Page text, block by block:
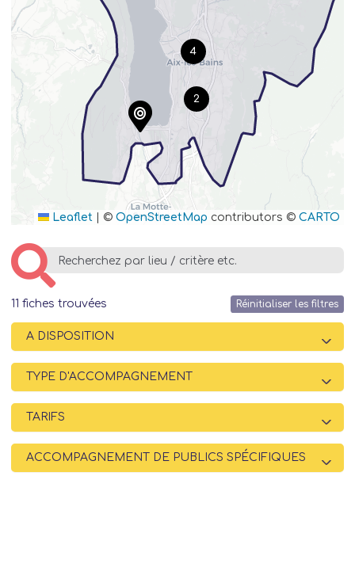
11 fiches trouvées Réinitialiser les filtres
A DISPOSITION
TYPE D'ACCOMPAGNEMENT
TARIFS
ACCOMPAGNEMENT DE PUBLICS SPÉCIFIQUES
2
4
Leaflet | © OpenStreetMap contributors © CARTO